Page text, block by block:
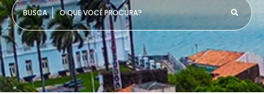
O QUE VOCÊ PROCURA?